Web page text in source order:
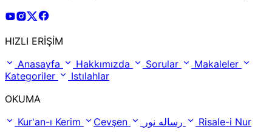
Risale Online Youtube Hesabı
Risale Online Instagram Hesabı
Risale Online X Hesabı
HIZLI ERİŞİM
Anasayfa
Hakkımızda Sorular
Makaleler
Kategoriler
Istılahlar
OKUMA
Kur'an-ı Kerim
Cevşen Risale-i Nur